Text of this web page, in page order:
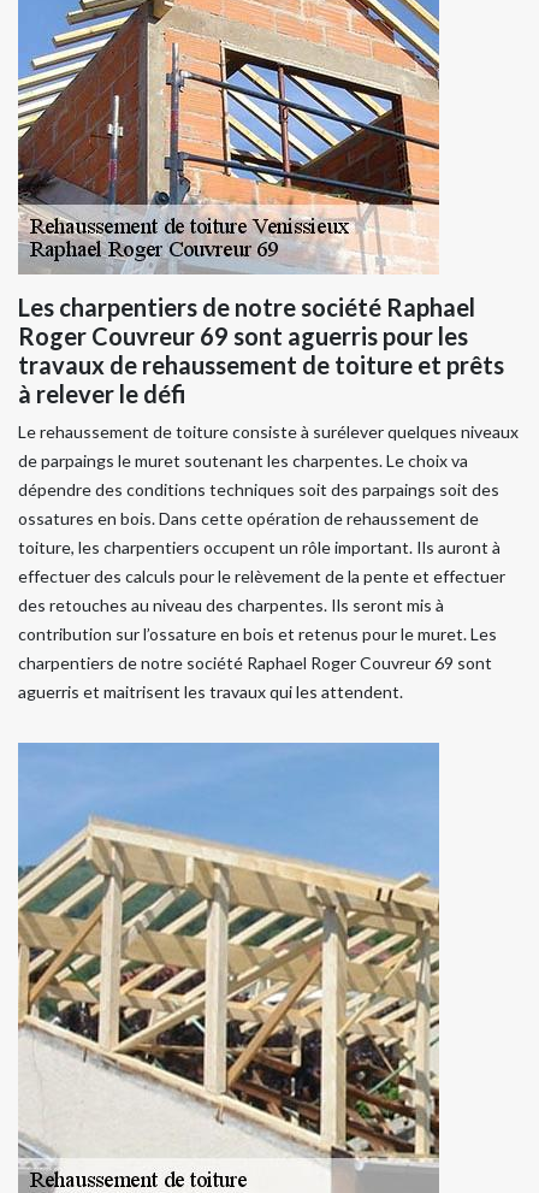
Les charpentiers de notre société Raphael
Roger Couvreur 69 sont aguerris pour les
travaux de rehaussement de toiture et prêts
à relever le défi
Le rehaussement de toiture consiste à surélever quelques niveaux
de parpaings le muret soutenant les charpentes. Le choix va
dépendre des conditions techniques soit des parpaings soit des
ossatures en bois. Dans cette opération de rehaussement de
toiture, les charpentiers occupent un rôle important. Ils auront à
effectuer des calculs pour le relèvement de la pente et effectuer
des retouches au niveau des charpentes. Ils seront mis à
contribution sur l’ossature en bois et retenus pour le muret. Les
charpentiers de notre société Raphael Roger Couvreur 69 sont
aguerris et maitrisent les travaux qui les attendent.